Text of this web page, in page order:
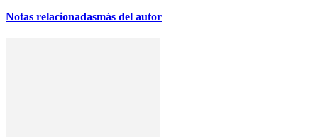
Notas relacionadasmás del autor